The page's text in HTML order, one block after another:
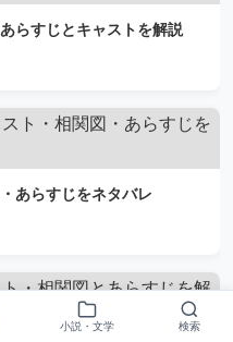
らすじとキャストを解説
あらすじをネタバレ
小説・文学 検索